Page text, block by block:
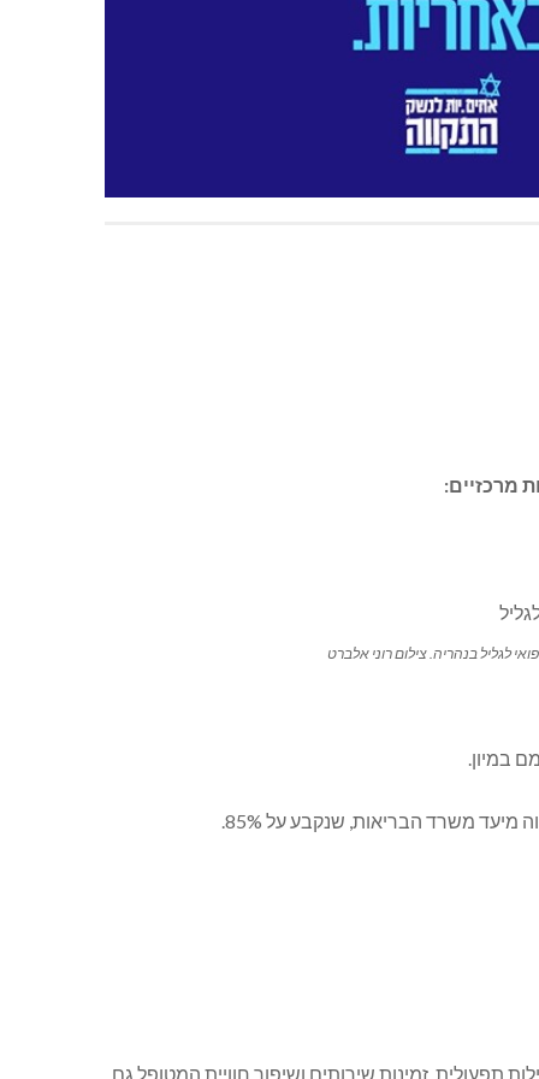
לגליל בנהריה. צילום רוני אלברט
תפעולית, זמינות שירותים ושיפור חוויית המטופל גם